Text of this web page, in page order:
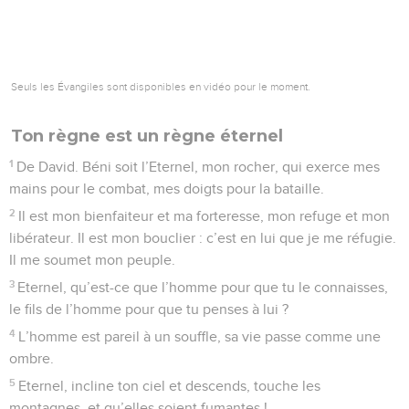
Seuls les Évangiles sont disponibles en vidéo pour le moment.
Ton règne est un règne éternel
1 De David. Béni soit l’Eternel, mon rocher, qui exerce mes
mains pour le combat, mes doigts pour la bataille.
2 Il est mon bienfaiteur et ma forteresse, mon refuge et mon
libérateur. Il est mon bouclier : c’est en lui que je me réfugie.
Il me soumet mon peuple.
3 Eternel, qu’est-ce que l’homme pour que tu le connaisses,
le fils de l’homme pour que tu penses à lui ?
4 L’homme est pareil à un souffle, sa vie passe comme une
ombre.
5 Eternel, incline ton ciel et descends, touche les